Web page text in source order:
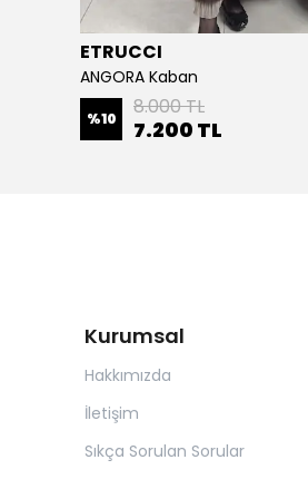
ETRUCCI
ANGORA Kaban
%10 8.000 TL
7.200 TL
Kurumsal
Hakkımızda
İletişim
Sıkça Sorulan Sorular